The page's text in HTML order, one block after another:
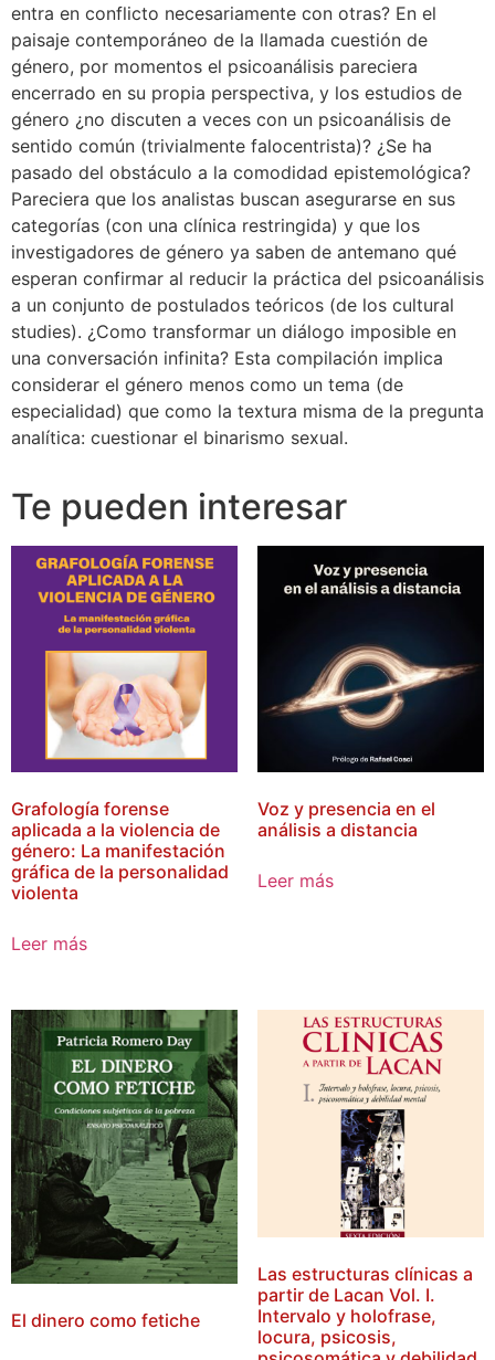
entra en conflicto necesariamente con otras? En el
paisaje contemporáneo de la llamada cuestión de
género, por momentos el psicoanálisis pareciera
encerrado en su propia perspectiva, y los estudios de
género ¿no discuten a veces con un psicoanálisis de
sentido común (trivialmente falocentrista)? ¿Se ha
pasado del obstáculo a la comodidad epistemológica?
Pareciera que los analistas buscan asegurarse en sus
categorías (con una clínica restringida) y que los
investigadores de género ya saben de antemano qué
esperan confirmar al reducir la práctica del psicoanálisis
a un conjunto de postulados teóricos (de los cultural
studies). ¿Como transformar un diálogo imposible en
una conversación infinita? Esta compilación implica
considerar el género menos como un tema (de
especialidad) que como la textura misma de la pregunta
analítica: cuestionar el binarismo sexual.
Te pueden interesar
Grafología forense
aplicada a la violencia de
género: La manifestación
gráfica de la personalidad
violenta
Leer más
Voz y presencia en el
análisis a distancia
Leer más
El dinero como fetiche
Las estructuras clínicas a
partir de Lacan Vol. I.
Intervalo y holofrase,
locura, psicosis,